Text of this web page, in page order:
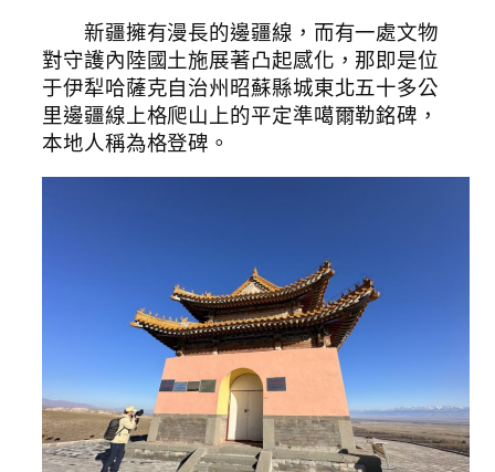
新疆擁有漫長的邊疆線，而有一處文物
對守護內陸國土施展著凸起感化，那即是位
于伊犁哈薩克自治州昭蘇縣城東北五十多公
里邊疆線上格爬山上的平定準噶爾勒銘碑，
本地人稱為格登碑。